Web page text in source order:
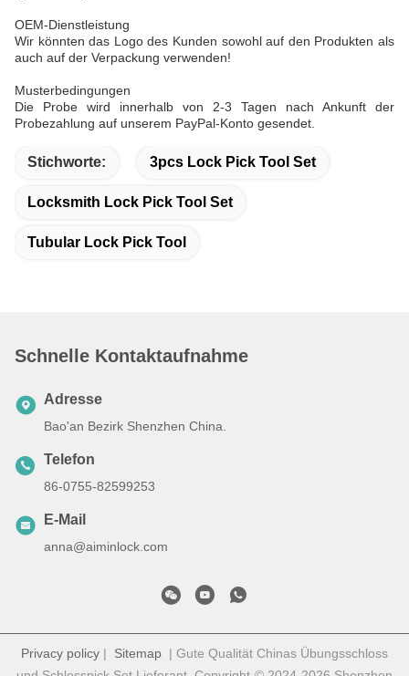
OEM-Dienstleistung
Wir könnten das Logo des Kunden sowohl auf den Produkten als
auch auf der Verpackung verwenden!
Musterbedingungen
Die Probe wird innerhalb von 2-3 Tagen nach Ankunft der
Probezahlung auf unserem PayPal-Konto gesendet.
Stichworte: 3pcs Lock Pick Tool Set
Locksmith Lock Pick Tool Set
Tubular Lock Pick Tool
Schnelle Kontaktaufnahme
Adresse
Bao'an Bezirk Shenzhen China.
Telefon
86-0755-82599253
E-Mail
anna@aiminlock.com
Privacy policy | Sitemap | Gute Qualität Chinas Übungsschloss